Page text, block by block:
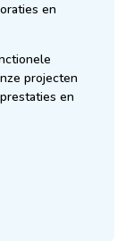
en
projecten
en